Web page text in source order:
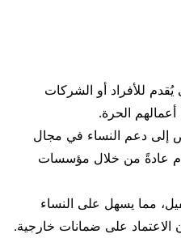
للأفراد أو الشركات
الحرة.
إلى دعم النساء في مجال
عادةً من خلال مؤسسات
مما يسهل على النساء
الاعتماد على ضمانات خارجية.